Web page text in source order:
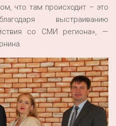
что там происходит – это
выстраиванию
со СМИ региона», —